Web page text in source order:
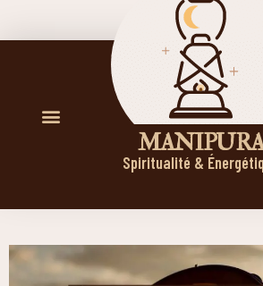
M A N I P U R A
Spiritualité &